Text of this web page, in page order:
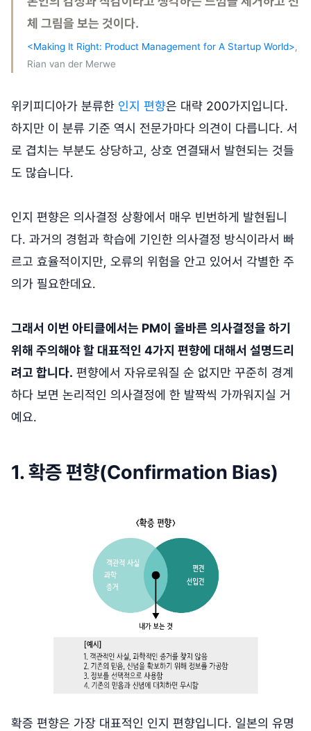
체 그림을 보는 것이다.
<Making It Right: Product Management for A Startup World>,
Rian van der Merwe
위키피디아가 분류한 인지 편향은 대략 200가지입니다.
하지만 이 분류 기준 역시 전문가마다 의견이 다릅니다. 서
로 겹치는 부분도 상당하고, 상호 연결돼서 발현되는 것들
도 많습니다.
인지 편향은 의사결정 상황에서 매우 빈번하게 발현됩니
다. 과거의 경험과 학습에 기인한 의사결정 방식이라서 빠
르고 효율적이지만, 오류의 위험을 안고 있어서 각별한 주
의가 필요한데요.
그래서 이번 아티클에서는 PM이 올바른 의사결정을 하기
위해 주의해야 할 대표적인 4가지 편향에 대해서 설명드리
려고 합니다. 편향에서 자유로워질 순 없지만 꾸준히 경계
하다 보면 논리적인 의사결정에 한 발짝씩 가까워지실 거
예요.
1. 확증 편향(Confirmation Bias)
확증 편향은 가장 대표적인 인지 편향입니다. 일본의 유명